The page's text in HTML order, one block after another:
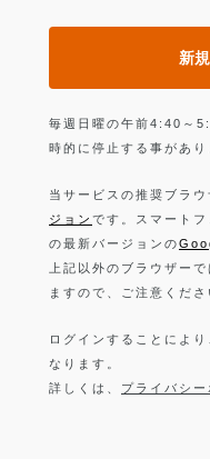
新
毎週日曜の午前4:40～
時的に停止する事があり
当サービスの推奨ブラウ
ジョン です。スマート
の最新バージョンの
上記以外のブラウザー
ますので、ご注意くださ
ログインすることにより
なります。
詳しくは、 プライバシー